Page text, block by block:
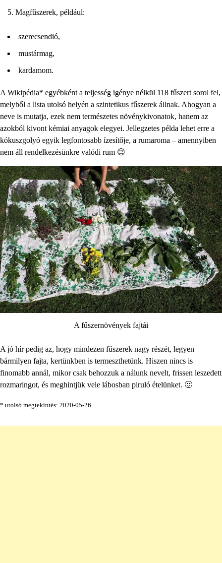
Magfűszerek, például:
szerecsendió,
mustármag,
kardamom.
A Wikipédia* egyébként a teljesség igénye nélkül 118 fűszert sorol fel,
melyből a lista utolsó helyén a szintetikus fűszerek állnak. Ahogyan a
neve is mutatja, ezek nem természetes növénykivonatok, hanem az
azokból kivont kémiai anyagok elegyei. Jellegzetes példa lehet erre a
kókuszgolyó egyik legfontosabb ízesítője, a rumaroma – amennyiben
nem áll rendelkezésünkre valódi rum 😉
A fűszernövények fajtái
A jó hír pedig az, hogy mindezen fűszerek nagy részét, legyen
bármilyen fajta, kertünkben is termeszthetünk. Hiszen nincs is
finomabb annál, mikor csak behozzuk a nálunk nevelt, frissen leszedett
rozmaringot, és meghintjük vele lábosban piruló ételünket. 🙂
* utolsó megtekintés: 2020-05-26